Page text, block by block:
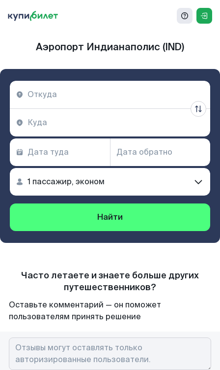
Аэропорт Индианаполис (IND)
Найти
Часто летаете и знаете больше других
путешественников?
Оставьте комментарий — он поможет
пользователям принять решение